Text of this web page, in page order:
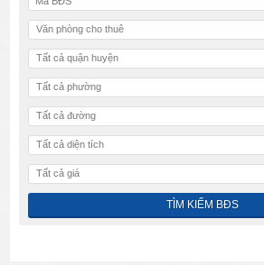
Văn phòng cho thuê
Tất cả quận huyện
Tất cả phường
Tất cả đường
Tất cả diện tích
Tất cả giá